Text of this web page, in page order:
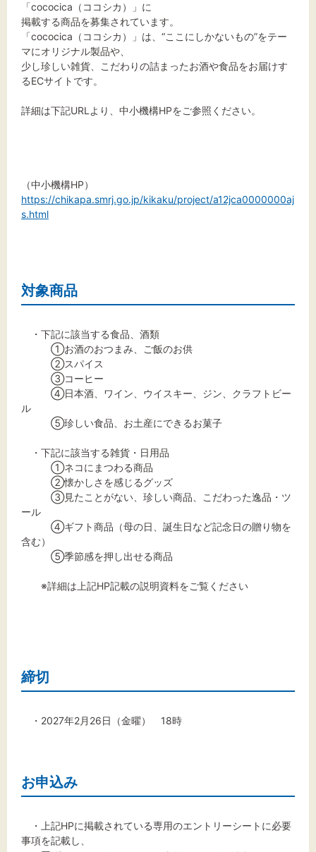
黒
「cococica（ココシカ）」に
掲載する商品を募集されています。
「cococica（ココシカ）」は、“ここにしかないもの”をテー
マにオリジナル製品や、
少し珍しい雑貨、こだわりの詰まったお酒や食品をお届けす
るECサイトです。
詳細は下記URLより、中小機構HPをご参照ください。
（中小機構HP）
https://chikapa.smrj.go.jp/kikaku/project/a12jca0000000aj
s.html
対象商品
・下記に該当する食品、酒類
①お酒のおつまみ、ご飯のお供
②スパイス
③コーヒー
④日本酒、ワイン、ウイスキー、ジン、クラフトビー
ル
⑤珍しい食品、お土産にできるお菓子
・下記に該当する雑貨・日用品
①ネコにまつわる商品
②懐かしさを感じるグッズ
③見たことがない、珍しい商品、こだわった逸品・ツ
ール
④ギフト商品（母の日、誕生日など記念日の贈り物を
含む）
⑤季節感を押し出せる商品
※詳細は上記HP記載の説明資料をご覧ください
締切
・2027年2月26日（金曜） 18時
お申込み
・上記HPに掲載されている専用のエントリーシートに必要
事項を記載し、